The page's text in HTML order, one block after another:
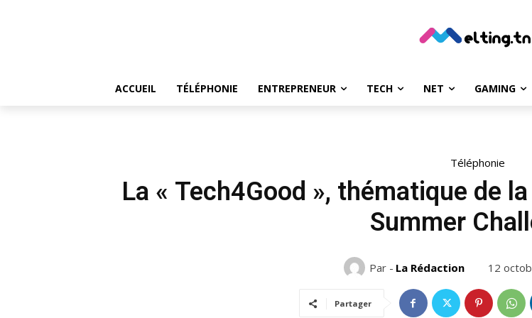
ACCUEIL TÉLÉPHONIE ENTREPRENEUR TECH NET GAMING
Téléphonie
La « Tech4Good », thématique de
Summer
Par - La Rédaction 12
Partager